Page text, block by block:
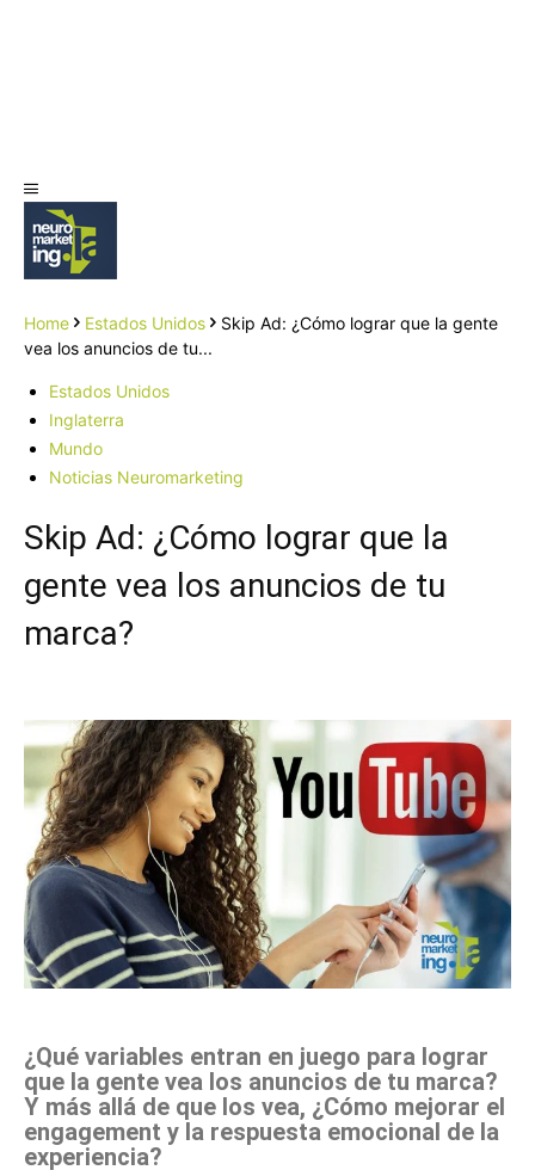
Home Estados Unidos
Skip Ad: ¿Cómo lograr que la gente
vea los anuncios de tu...
Estados Unidos
Inglaterra
Mundo
Noticias Neuromarketing
Skip Ad: ¿Cómo lograr que la
gente vea los anuncios de tu
marca?
¿Qué variables entran en juego para lograr
que la gente vea los anuncios de tu marca?
Y más allá de que los vea, ¿Cómo mejorar el
engagement y la respuesta emocional de la
experiencia?